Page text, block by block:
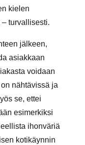
kielen
turvallisesti.
jälkeen,
asiakkaan
voidaan
nähtävissä ja
se, ettei
esimerkiksi
ihonväriä
kotikäynnin